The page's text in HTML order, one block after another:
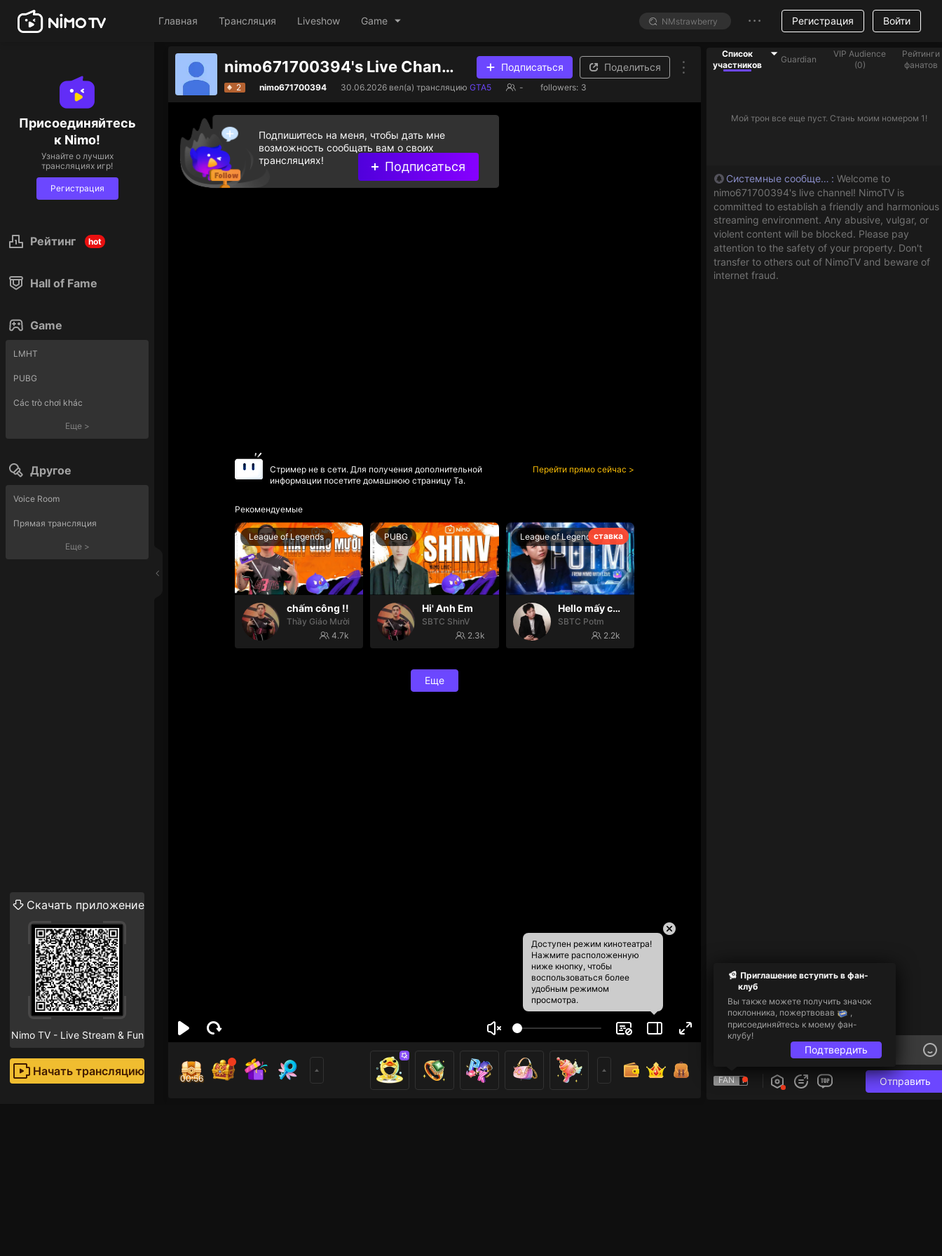
Главная Трансляция Liveshow Game Регистрация Войти
Присоединяйтесь
к Nimo!
Узнайте о лучших
трансляциях игр!
Регистрация
Рейтинг hot
Hall of Fame
Game
LMHT
PUBG
Các trò chơi khác
Еще>
Другое
Voice Room
Прямая трансляция
Еще>
Скачать приложение
Nimo TV - Live Stream & Fun
Начать трансляцию
nimo671700394's Live Channel Подписаться Поделиться
2 nimo671700394 30.06.2026 вел(а) трансляциюGTA5 - followers: 3
Доступен режим кинотеатра!
Нажмите расположенную
ниже кнопку, чтобы
воспользоваться более
удобным режимом
просмотра.
Стример не в сети. Для получения дополнительной
информации посетите домашнюю страницу Та.
Перейти прямо сейчас
Рекомендуемые
League of Legends
chấm công !!
Thầy Giáo Mười
4.7k
PUBG
Hi' Anh Em
SBTC ShinV
2.3k
ставка
League of Legends
Hello mấy cục Zàng nhaaa
SBTC Potm
2.2k
Еще
00:55
Подпишитесь на меня, чтобы дать мне
возможность сообщать вам о своих
трансляциях!
Подписаться
Список
участников
Guardian
VIP Audience
(0)
Рейтинги
фанатов
Мой трон все еще пуст. Стань моим номером 1!
Системные сообщения : Welcome to
nimo671700394's live channel! NimoTV is
committed to establish a friendly and harmonious
streaming environment. Any abusive, vulgar, or
violent content will be blocked. Please pay
attention to the safety of your property. Don't
transfer to others out of NimoTV and beware of
internet fraud.
FAN Отправить
Приглашение вступить в фан-
клуб
Вы также можете получить значок
поклонника, пожертвовав
,
присоединяйтесь к моему фан-
клубу!
Подтвердить